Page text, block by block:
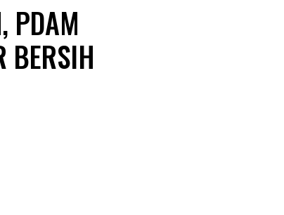
PDAM
BERSIH